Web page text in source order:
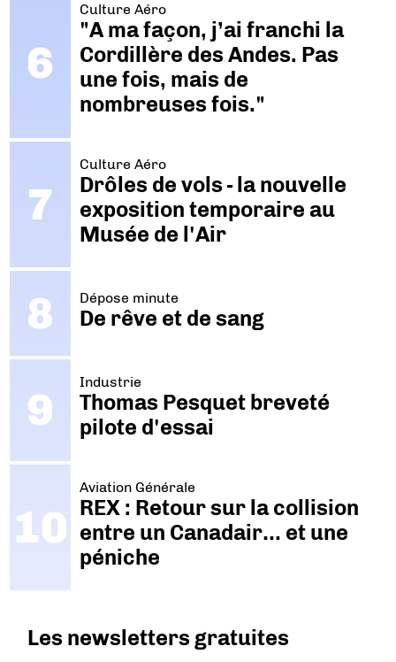
Culture Aéro
"A ma façon, j’ai franchi la
Cordillère des Andes. Pas
une fois, mais de
nombreuses fois."
Culture Aéro
Drôles de vols - la nouvelle
exposition temporaire au
Musée de l'Air
Dépose minute
De rêve et de sang
Industrie
Thomas Pesquet breveté
pilote d'essai
Aviation Générale
REX : Retour sur la collision
entre un Canadair… et une
péniche
Les newsletters gratuites